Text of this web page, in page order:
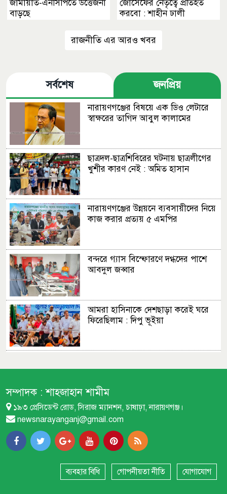
জামায়াত-এনসিপিতে উত্তেজনা
বাড়ছে
জোসেফের নেতৃত্বে প্রতিহত
করবো : শাহীন ঢালী
রাজনীতি এর আরও খবর
সর্বশেষ জনপ্রিয়
নারায়ণগঞ্জের বিষয়ে এক ডিও লেটারে
স্বাক্ষরের তাগিদ আবুল কালামের
ছাত্রদল-ছাত্রশিবিরের ঘটনায় ছাত্রলীগের
খুশীর কারণ নেই : অমিত হাসান
নারায়ণগঞ্জের উন্নয়নে ব্যবসায়ীদের নিয়ে
কাজ করার প্রত্যয় ৫ এমপির
বন্দরে গ্যাস বিস্ফোরণে দগ্ধদের পাশে
আবদুল জব্বার
আমরা হাসিনাকে দেশছাড়া করেই ঘরে
ফিরেছিলাম : দিপু ভূইয়া
থানা
বন্দরে বিস্ফোরণে একই পরিবারের
শিশুসহ ৩ জন দগ্ধ
বন্দরে নতুন পানির পাম্প স্থাপনের
দাবিতে বিক্ষোভ
সম্পাদক :শাহজাহান শামীম
১৯৩ প্রেসিডেন্ট রোড, সিরাজ ম্যানশন, চাষাঢ়া, নারায়ণগঞ্জ।
newsnarayanganj@gmail.com
ব্যবহার বিধি গোপনীয়তা নীতি যোগাযোগ